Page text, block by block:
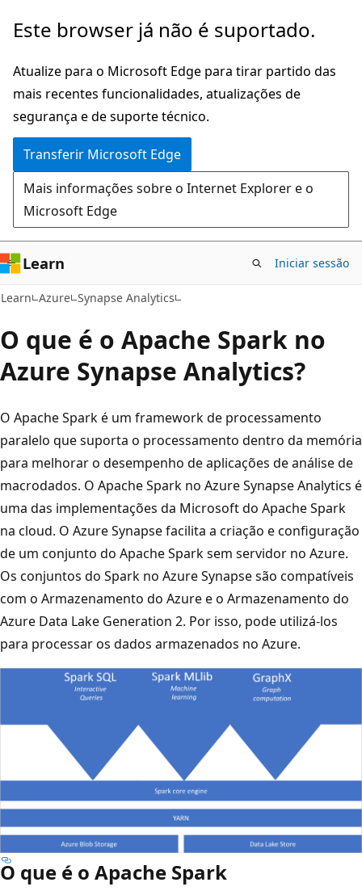
Saltar
o
conteúdo
principal
Este browser já não é suportado.
Atualize para o Microsoft Edge para tirar partido das
mais recentes funcionalidades, atualizações de
segurança e de suporte técnico.
Transferir Microsoft Edge
Mais informações sobre o Internet Explorer e o
Microsoft Edge
Learn Iniciar sessão
Learn Azure Synapse Analytics
O que é o Apache Spark no
Azure Synapse Analytics?
O Apache Spark é um framework de processamento
paralelo que suporta o processamento dentro da memória
para melhorar o desempenho de aplicações de análise de
macrodados. O Apache Spark no Azure Synapse Analytics é
uma das implementações da Microsoft do Apache Spark
na cloud. O Azure Synapse facilita a criação e configuração
de um conjunto do Apache Spark sem servidor no Azure.
Os conjuntos do Spark no Azure Synapse são compatíveis
com o Armazenamento do Azure e o Armazenamento do
Azure Data Lake Generation 2. Por isso, pode utilizá-los
para processar os dados armazenados no Azure.
O que é o Apache Spark